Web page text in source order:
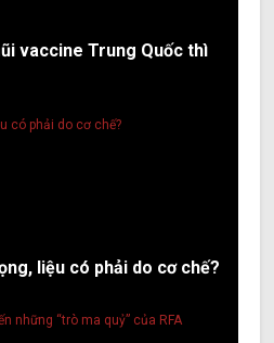
vaccine Trung Quốc thì
liệu có phải do cơ chế?